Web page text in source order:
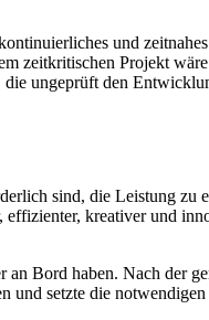
und
zeitkritischen Projekt
ungeprüft den
sind, die Leistung zu
kreativer und
Bord haben. Nach der
und setzte die